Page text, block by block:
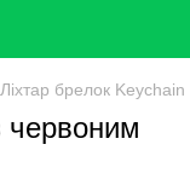
Ліхтар брелок
червоним